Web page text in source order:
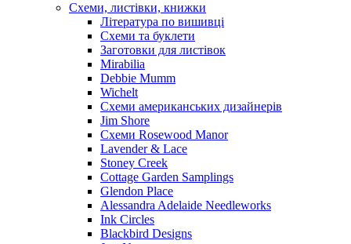
Схеми, листівки, книжки
Література по вишивці
Схеми та буклети
Заготовки для листівок
Mirabilia
Debbie Mumm
Wichelt
Схеми американських дизайнерів
Jim Shore
Cхеми Rosewood Manor
Lavender & Lace
Stoney Creek
Cottage Garden Samplings
Glendon Place
Alessandra Adelaide Needleworks
Ink Circles
Blackbird Designs